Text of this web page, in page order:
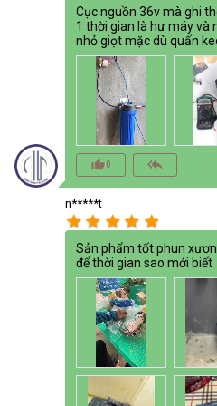
Cục nguồn 36v mà ghi
1 thời gian là hư máy và
nhỏ giọt mặc dù quấn
thumb_up_alt0 reply_all
n*****t
star star star star star
Sản phẩm tốt phun
để thời gian sao mới biết